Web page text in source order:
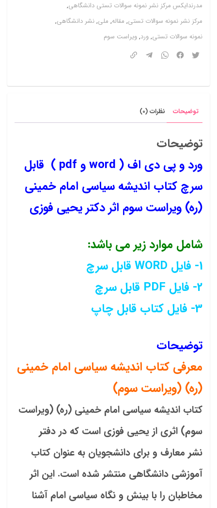
اندیشه
سیاسی
امام
خمینی
یحیی
عدد
مدرندایکس مرکز نشر نمونه سوالات تستی دانشگاهی,
مرکز نشر نمونه سوالات تستی, مقاله, ملی,نشر دانشگاهی,
نمونه سوالات تستی,ورد,ویراست سوم
توضیحات نظرات (0)
توضیحات
ورد و پی دی اف ( word و pdf ) قابل
سرچ کتاب اندیشه سیاسی امام خمینی
(ره) ویراست سوم اثر دکتر یحیی فوزی
شامل موارد زیر می باشد:
1- فایل WORD قابل سرچ
2- فایل PDF قابل سرچ
3- فایل کتاب قابل چاپ
توضیحات
معرفی کتاب اندیشه سیاسی امام خمینی
(ره) (ویراست سوم)
کتاب اندیشه سیاسی امام خمینی (ره) (ویراست
سوم) اثری از یحیی فوزی است که در دفتر
نشر معارف و برای دانشجویان به عنوان کتاب
آموزشی دانشگاهی منتشر شده است. این اثر
مخاطبان را با بینش و نگاه سیاسی امام آشنا